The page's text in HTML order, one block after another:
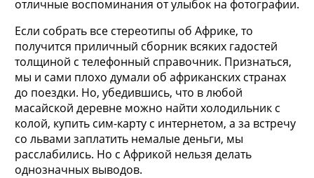
отличные воспоминания от улыбок на фотографии.
Если собрать все стереотипы об Африке, то
получится приличный сборник всяких гадостей
толщиной с телефонный справочник. Признаться,
мы и сами плохо думали об африканских странах
до поездки. Но, убедившись, что в любой
масайской деревне можно найти холодильник с
колой, купить сим-карту с интернетом, а за встречу
со львами заплатить немалые деньги, мы
расслабились. Но с Африкой нельзя делать
однозначных выводов.